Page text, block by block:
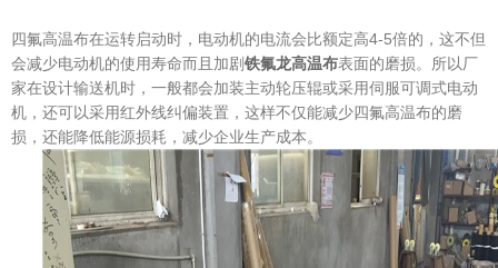
四氟高温布在运转启动时，电动机的电流会比额定高4-5倍的，这不但
会减少电动机的使用寿命而且加剧铁氟龙高温布表面的磨损。所以厂
家在设计输送机时，一般都会加装主动轮压辊或采用伺服可调式电动
机，还可以采用红外线纠偏装置，这样不仅能减少四氟高温布的磨
损，还能降低能源损耗，减少企业生产成本。